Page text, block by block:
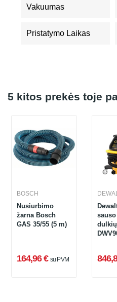
Vakuumas
Pristatymo Laikas
5 kitos prekės toje
BOSCH
Nusiurbimo
žarna Bosch
GAS 35/55 (5 m)
164,96 € su PVM